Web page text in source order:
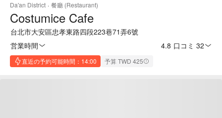
Da'an District · 餐廳 (Restaurant)
Costumice Cafe
台北市大安區忠孝東路四段223巷71弄6號
営業時間
4.8 口コミ 32
直近の予約可能時間：14:00 予算 TWD 425